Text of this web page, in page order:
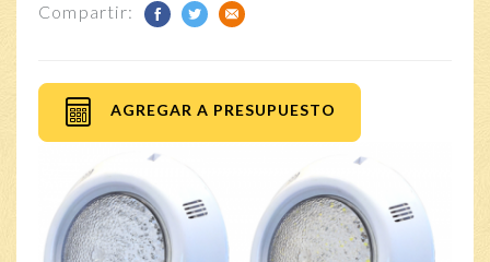
Compartir:
AGREGAR A PRESUPUESTO